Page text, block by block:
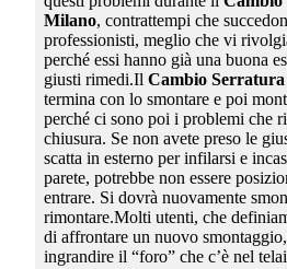
Milano, contrattempi che
professionisti, meglio che vi
perché essi hanno già una buona
giusti rimedi.Il Cambio
termina con lo smontare e poi
perché ci sono poi i problemi che
chiusura. Se non avete preso le
scatta in esterno per infilarsi e
parete, potrebbe non essere
entrare. Si dovrà nuovamente
rimontare.Molti utenti, che
di affrontare un nuovo
ingrandire il “foro” che c’è nel